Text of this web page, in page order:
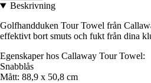
Beskrivning
Golfhandduken Tour Towel från
effektivt bort smuts och fukt från dina
Egenskaper hos Callaway Tour Towel:
Snabblås
Mått: 88,9 x 50,8 cm